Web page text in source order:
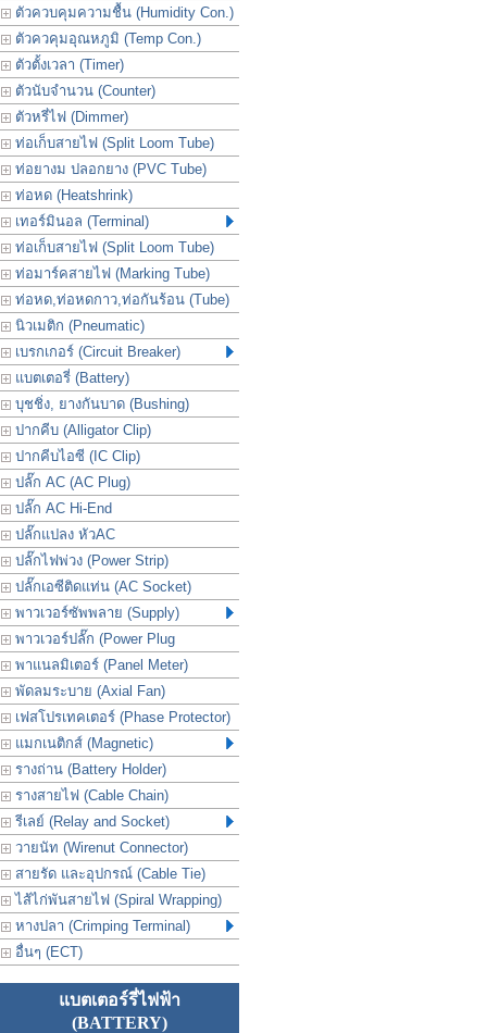
ตัวควบคุมความชื้น (Humidity Con.)
ตัวควคุมอุณหภูมิ (Temp Con.)
ตัวตั้งเวลา (Timer)
ตัวนับจำนวน (Counter)
ตัวหรี่ไฟ (Dimmer)
ท่อเก็บสายไฟ (Split Loom Tube)
ท่อยางม ปลอกยาง (PVC Tube)
ท่อหด (Heatshrink)
เทอร์มินอล (Terminal)
ท่อเก็บสายไฟ (Split Loom Tube)
ท่อมาร์คสายไฟ (Marking Tube)
ท่อหด,ท่อหดกาว,ท่อกันร้อน (Tube)
นิวเมติก (Pneumatic)
เบรกเกอร์ (Circuit Breaker)
แบตเตอรี่ (Battery)
บุชชิ่ง, ยางกันบาด (Bushing)
ปากคีบ (Alligator Clip)
ปากคีบไอซี (IC Clip)
ปลั๊ก AC (AC Plug)
ปลั๊ก AC Hi-End
ปลั๊กแปลง หัวAC
ปลั๊กไฟพ่วง (Power Strip)
ปลั๊กเอซีติดแท่น (AC Socket)
พาวเวอร์ซัพพลาย (Supply)
พาวเวอร์ปลั๊ก (Power Plug
พาแนลมิเตอร์ (Panel Meter)
พัดลมระบาย (Axial Fan)
เฟสโปรเทคเตอร์ (Phase Protector)
แมกเนติกส์ (Magnetic)
รางถ่าน (Battery Holder)
รางสายไฟ (Cable Chain)
รีเลย์ (Relay and Socket)
วายนัท (Wirenut Connector)
สายรัด และอุปกรณ์ (Cable Tie)
ไส้ไก่พันสายไฟ (Spiral Wrapping)
หางปลา (Crimping Terminal)
อื่นๆ (ECT)
แบตเตอร์รี่ไฟฟ้า
(BATTERY)